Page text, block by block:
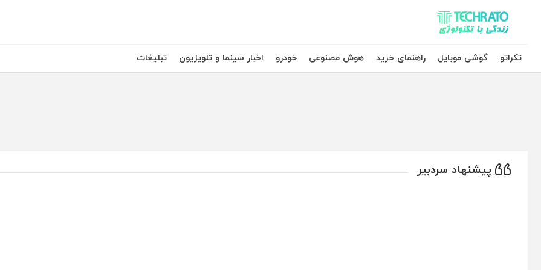
تکراتو – زندگی با تکنولوژی
تکراتو
گوشی موبایل راهنمای خرید هوش مصنوعی خودرو اخبار سینما و تلویزیون تبلیغات
پیشنهاد سردبیر